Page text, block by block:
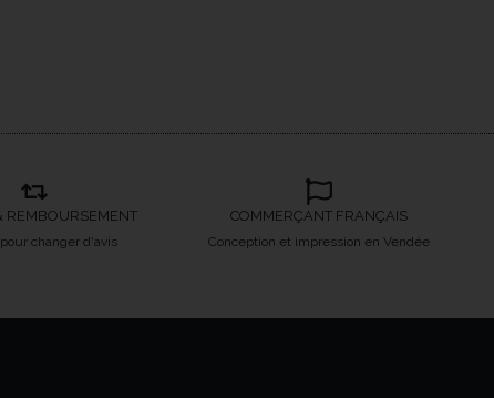
REMBOURSEMENT
changer d'avis
COMMERÇANT FRANÇAIS
Conception et impression en Vendée